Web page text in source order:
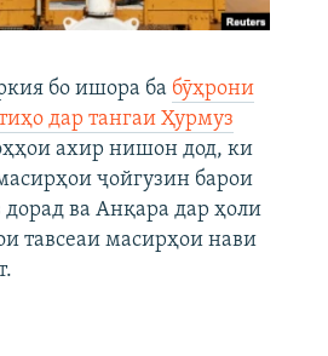
бо ишора ба бӯҳрони
дар тангаи Ҳурмуз
ахир нишон дод, ки
ҷойгузин барои
ва Анқара дар ҳоли
тавсеаи масирҳои нави